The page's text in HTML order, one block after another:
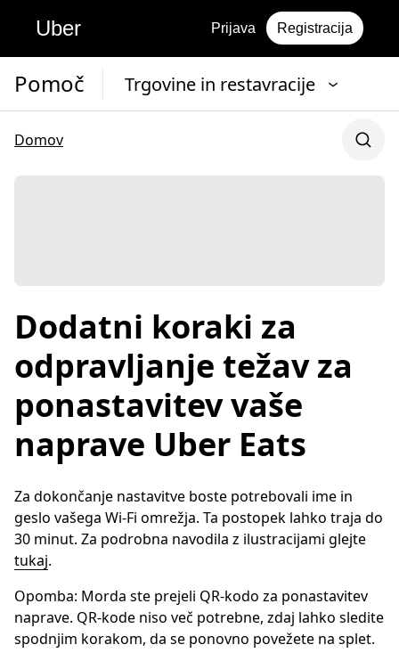
Uber Prijava Registracija
Pomoč Trgovine in restavracije
Domov
Dodatni koraki za
odpravljanje težav za
ponastavitev vaše
naprave Uber Eats
Za dokončanje nastavitve boste potrebovali ime in
geslo vašega Wi-Fi omrežja. Ta postopek lahko traja do
30 minut. Za podrobna navodila z ilustracijami glejte
tukaj.
Opomba: Morda ste prejeli QR-kodo za ponastavitev
naprave. QR-kode niso več potrebne, zdaj lahko sledite
spodnjim korakom, da se ponovno povežete na splet.